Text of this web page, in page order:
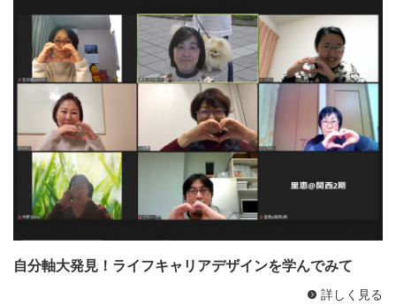
自分軸大発見！ライフキャリアデザインを学んでみて
詳しく見る